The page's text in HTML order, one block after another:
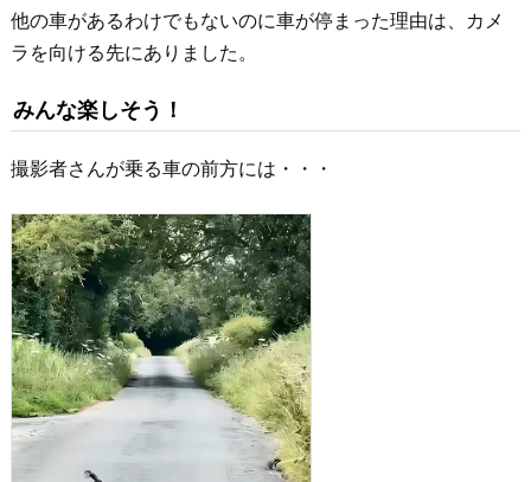
他の車があるわけでもないのに車が停まった理由は、カメ
ラを向ける先にありました。
みんな楽しそう！
撮影者さんが乗る車の前方には・・・